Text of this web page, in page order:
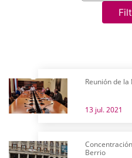
Reunión de la
13 jul. 2021
Berrio